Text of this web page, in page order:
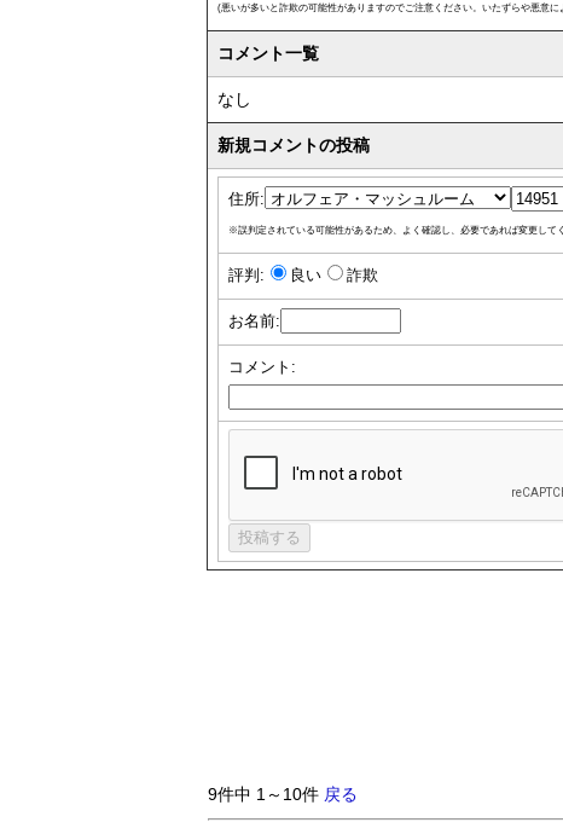
(悪いが多いと詐欺の可能性がありますのでご注意ください。いたずらや悪意
コメント一覧
なし
新規コメントの投稿
住所:
※誤判定されている可能性があるため、よく確認し、必要であれば変更して
評判: 良い 詐欺
お名前:
コメント:
9件中 1～10件 戻る